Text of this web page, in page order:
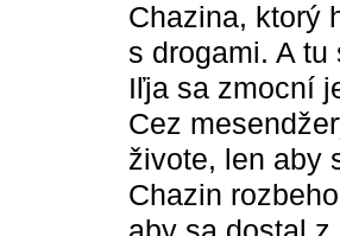
Chazina, ktorý
s drogami. A
Iľja sa zmocní
Cez
živote, len aby
Chazin